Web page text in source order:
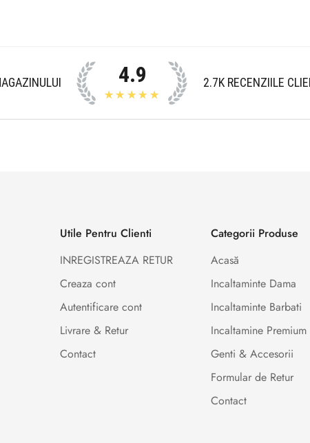
4.9
★★★★★
2.7K RECENZIILE
Utile Pentru Clienti
INREGISTREAZA RETUR
Creaza cont
Autentificare cont
Livrare & Retur
Contact
Categorii Produse
Acasă
Incaltaminte Dama
Incaltaminte Barbati
Incaltamine Premium
Genti & Accesorii
Formular de Retur
Contact